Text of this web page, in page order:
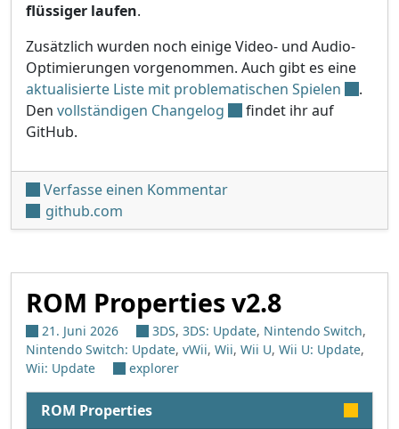
flüssiger laufen.
Zusätzlich wurden noch einige Video- und Audio-
Optimierungen vorgenommen. Auch gibt es eine
aktualisierte Liste mit problematischen Spielen
.
Den vollständigen Changelog
findet ihr auf
GitHub.
Verfasse einen Kommentarunter 'Snes9x 3DS v1.61'
github.com
ROM Properties v2.8
21. Juni 2026 3DS, 3DS: Update, Nintendo Switch,
Nintendo Switch: Update, vWii, Wii, Wii U, Wii U: Update,
Wii: Update
explorer
ROM Properties